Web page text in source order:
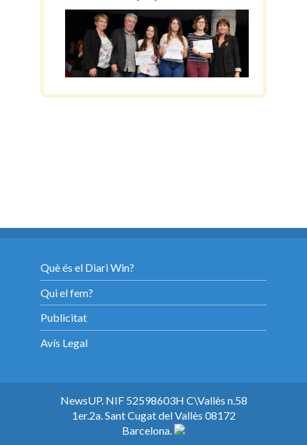
Què és el Diari Win?
Qui el fem?
Publicitat
Avís Legal
NewsUP. NIF 52598603H C\Vallès n.58
1er.2a. Sant Cugat del Vallès 08172
Barcelona.